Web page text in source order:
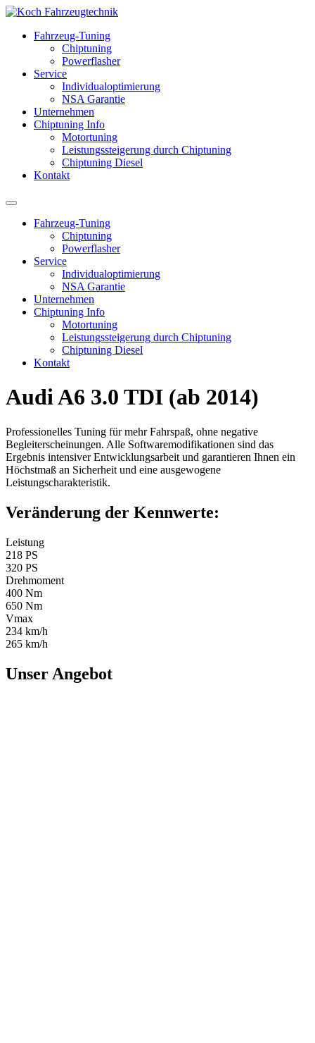
Fahrzeug-Tuning
Chiptuning
Powerflasher
Service
Individualoptimierung
NSA Garantie
Unternehmen
Chiptuning Info
Motortuning
Leistungssteigerung durch Chiptuning
Chiptuning Diesel
Kontakt
Fahrzeug-Tuning
Chiptuning
Powerflasher
Service
Individualoptimierung
NSA Garantie
Unternehmen
Chiptuning Info
Motortuning
Leistungssteigerung durch Chiptuning
Chiptuning Diesel
Kontakt
Audi A6 3.0 TDI (ab 2014)
Professionelles Tuning für mehr Fahrspaß, ohne negative
Begleiterscheinungen. Alle Softwaremodifikationen sind das
Ergebnis intensiver Entwicklungsarbeit und garantieren Ihnen ein
Höchstmaß an Sicherheit und eine ausgewogene
Leistungscharakteristik.
Veränderung der Kennwerte:
Leistung
218 PS
320 PS
Drehmoment
400 Nm
650 Nm
Vmax
234 km/h
265 km/h
Unser Angebot